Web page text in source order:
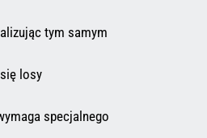
tym samym
losy
specjalnego